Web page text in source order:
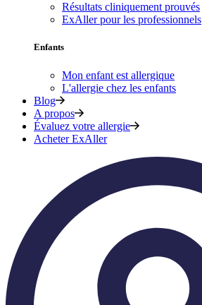
Résultats cliniquement prouvés
ExAller pour les professionnels
Enfants
Mon enfant est allergique
L'allergie chez les enfants
Blog
A propos
Évaluez votre allergie
Acheter ExAller